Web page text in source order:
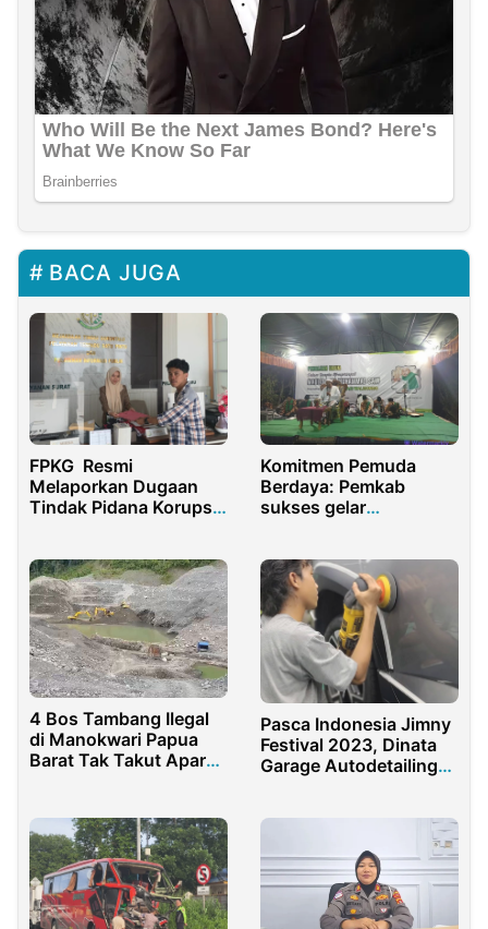
BACA JUGA
FPKG Resmi
Melaporkan Dugaan
Tindak Pidana Korupsi
Komitmen Pemuda
Berdaya: Pemkab
sukses gelar
4 Bos Tambang Ilegal
di Manokwari Papua
Barat Tak Takut Aparat
Pasca Indonesia Jimny
Festival 2023, Dinata
Garage Autodetailing